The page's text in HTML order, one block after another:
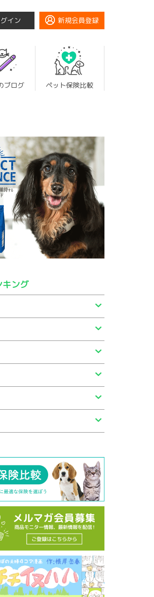
イン 新規会員登録
ブログ ペット保険比較
ング